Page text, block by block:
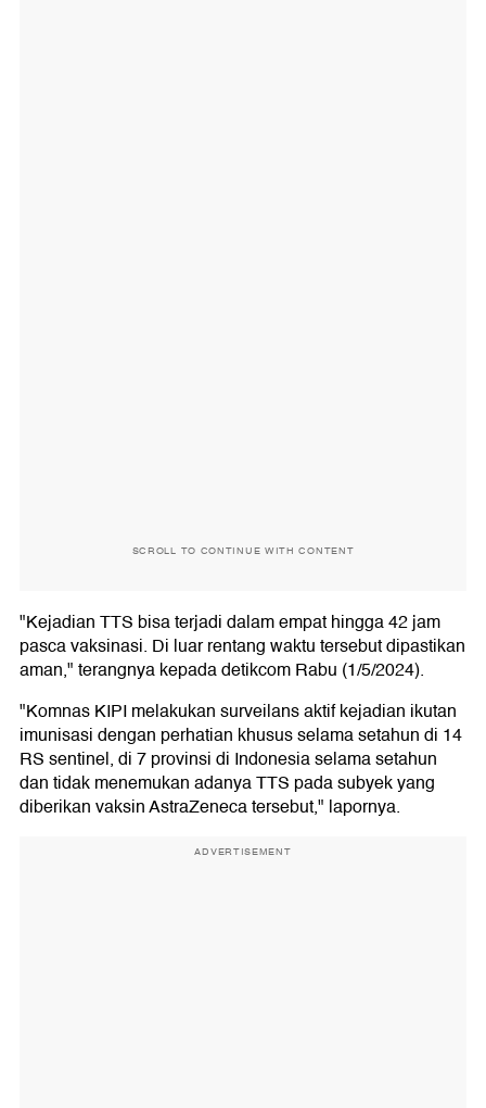
SCROLL TO CONTINUE WITH CONTENT
"Kejadian TTS bisa terjadi dalam empat hingga 42 jam
pasca vaksinasi. Di luar rentang waktu tersebut dipastikan
aman," terangnya kepada detikcom Rabu (1/5/2024).
"Komnas KIPI melakukan surveilans aktif kejadian ikutan
imunisasi dengan perhatian khusus selama setahun di 14
RS sentinel, di 7 provinsi di Indonesia selama setahun
dan tidak menemukan adanya TTS pada subyek yang
diberikan vaksin AstraZeneca tersebut," lapornya.
ADVERTISEMENT